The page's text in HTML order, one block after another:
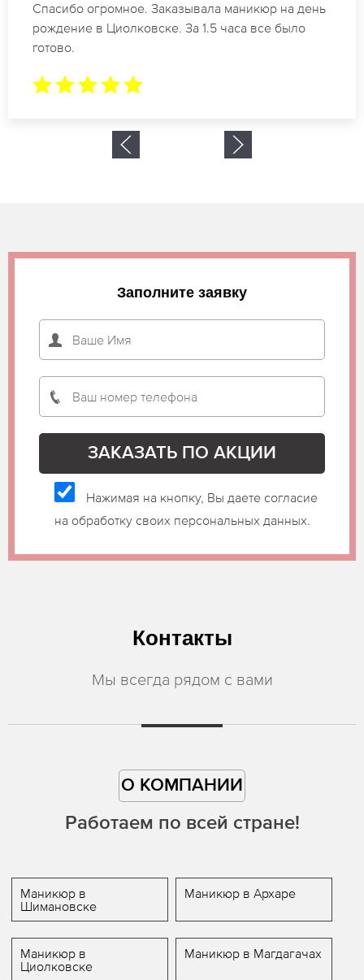
Идеальные специалисты своего дела по
маникюру в Циолковске. Замечательный
результат. Буду обращаться еще.
Заполните заявку
Нажимая на кнопку, Вы даете согласие
на обработку своих персональных данных.
Контакты
Мы всегда рядом с вами
О КОМПАНИИ
Работаем по всей стране!
Маникюр в
Шимановске
Маникюр в Архаре
Маникюр в
Циолковске
Маникюр в Магдагачах